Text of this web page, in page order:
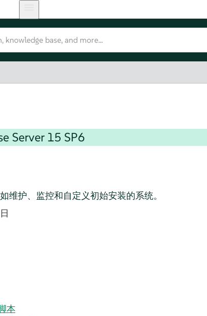
Server 15 SP6
维护、监控和自定义初始安装的系统。
本